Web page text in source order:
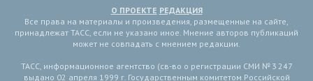
О ПРОЕКТЕ РЕДАКЦИЯ
Все права на материалы и произведения, размещенные на сайте,
принадлежат ТАСС, если не указано иное. Мнение авторов публикаций
может не совпадать с мнением редакции.
ТАСС, информационное агентство (св-во о регистрации СМИ № 3 247
выдано 02 апреля 1999 г. Государственным комитетом Российской